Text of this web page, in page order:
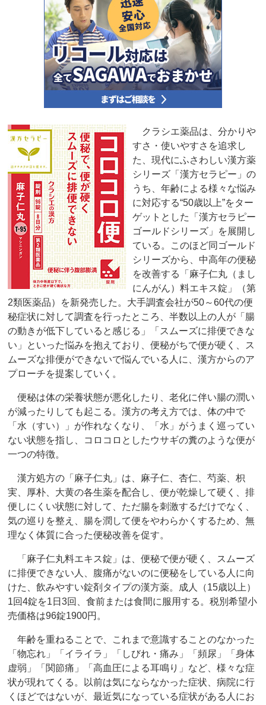
クラシエ薬品は、分かりや
すさ・使いやすさを追求し
た、現代にふさわしい漢方薬
シリーズ「漢方セラピー」の
うち、年齢による様々な悩み
に対応する“50歳以上”をター
ゲットとした「漢方セラピー
ゴールドシリーズ」を展開し
ている。このほど同ゴールド
シリーズから、中高年の便秘
を改善する「麻子仁丸（まし
にんがん）料エキス錠」（第
2類医薬品）を新発売した。大手調査会社が50～60代の便
秘症状に対して調査を行ったところ、半数以上の人が「腸
の動きが低下していると感じる」「スムーズに排便できな
い」といった悩みを抱えており、便秘がちで便が硬く、ス
ムーズな排便ができないで悩んでいる人に、漢方からのア
プローチを提案していく。
便秘は体の栄養状態が悪化したり、老化に伴い腸の潤い
が減ったりしても起こる。漢方の考え方では、体の中で
「水（すい）」が作れなくなり、「水」がうまく巡ってい
ない状態を指し、コロコロとしたウサギの糞のような便が
一つの特徴。
漢方処方の「麻子仁丸」は、麻子仁、杏仁、芍薬、枳
実、厚朴、大黄の各生薬を配合し、便が乾燥して硬く、排
便しにくい状態に対して、ただ腸を刺激するだけでなく、
気の巡りを整え、腸を潤して便をやわらかくするため、無
理なく体質に合った便秘改善を促す。
「麻子仁丸料エキス錠」は、便秘で便が硬く、スムーズ
に排便できない人、腹痛がないのに便秘をしている人に向
けた、飲みやすい錠剤タイプの漢方薬。成人（15歳以上）
1回4錠を1日3回、食前または食間に服用する。税別希望小
売価格は96錠1900円。
年齢を重ねることで、これまで意識することのなかった
「物忘れ」「イライラ」「しびれ・痛み」「頻尿」「身体
虚弱」「関節痛」「高血圧による耳鳴り」など、様々な症
状が現れてくる。以前は気にならなかった症状、病院に行
くほどではないが、最近気になっている症状がある人にお